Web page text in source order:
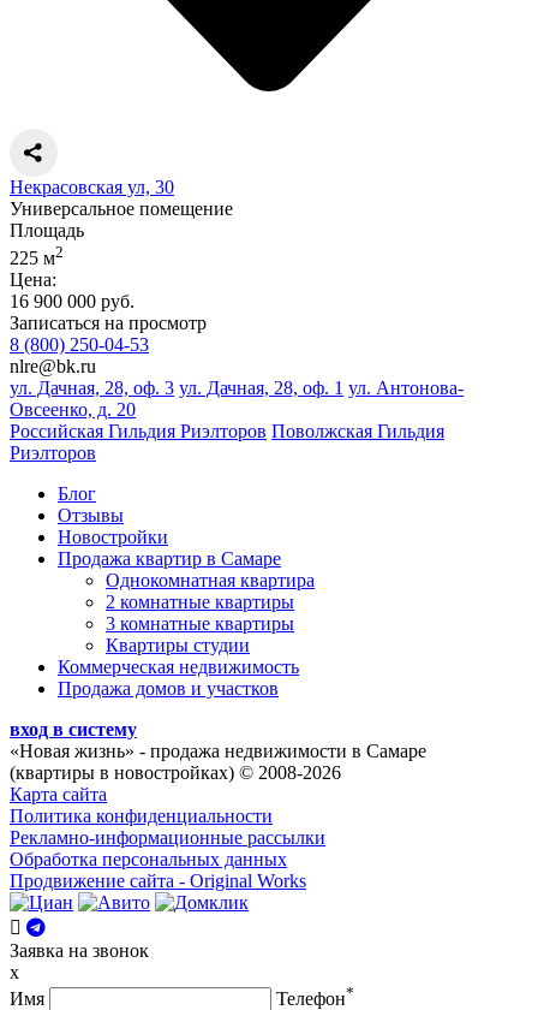
Некрасовская ул, 30
Универсальное помещение
Площадь
225 м2
Цена:
16 900 000 руб.
Записаться на просмотр
8 (800) 250-04-53
nlre@bk.ru
ул. Дачная, 28, оф. 3 ул. Дачная, 28, оф. 1 ул. Антонова-
Овсеенко, д. 20
Российская Гильдия Риэлторов Поволжская Гильдия
Риэлторов
Блог
Отзывы
Новостройки
Продажа квартир в Самаре
Однокомнатная квартира
2 комнатные квартиры
3 комнатные квартиры
Квартиры студии
Коммерческая недвижимость
Продажа домов и участков
вход в систему
«Новая жизнь» - продажа недвижимости в Самаре
(квартиры в новостройках) © 2008-2026
Карта сайта
Политика конфиденциальности
Рекламно-информационные рассылки
Обработка персональных данных
Продвижение сайта - Original Works
Заявка на звонок
x
Имя
Телефон*